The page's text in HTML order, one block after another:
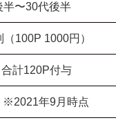
半〜30代後半
100P 1000円）
計120P付与
※2021年9月時点